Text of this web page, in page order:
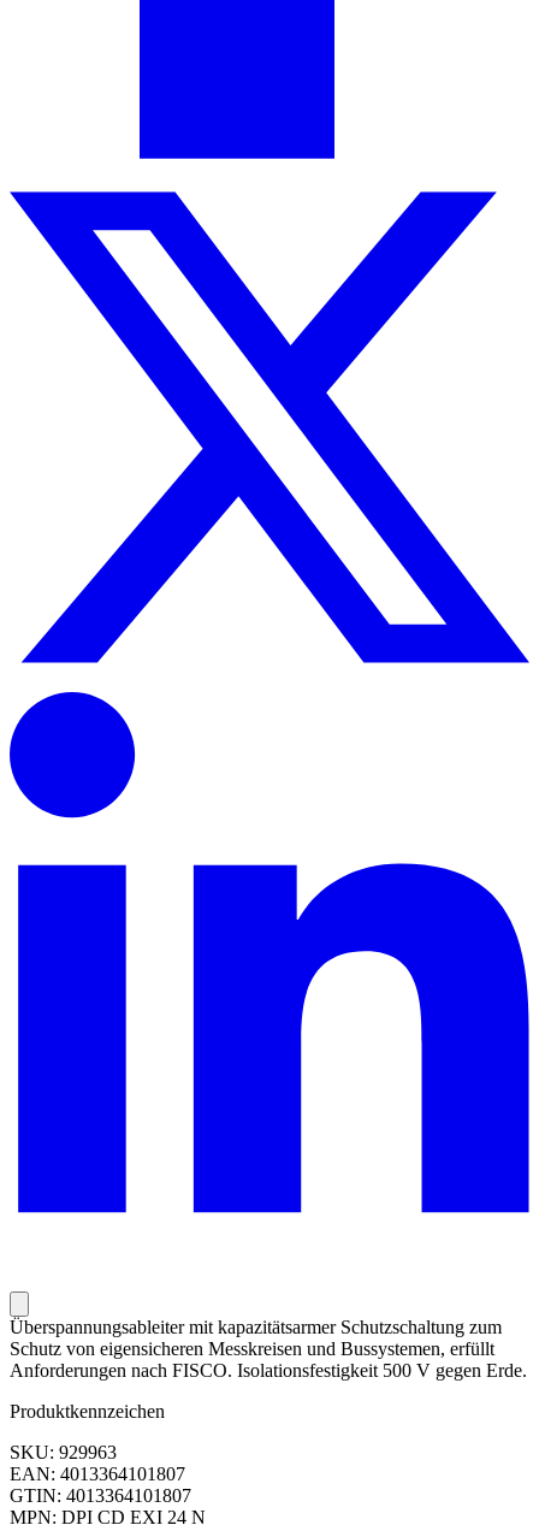
Überspannungsableiter mit kapazitätsarmer Schutzschaltung zum
Schutz von eigensicheren Messkreisen und Bussystemen, erfüllt
Anforderungen nach FISCO. Isolationsfestigkeit 500 V gegen Erde.
Produktkennzeichen
SKU: 929963
EAN: 4013364101807
GTIN: 4013364101807
MPN: DPI CD EXI 24 N